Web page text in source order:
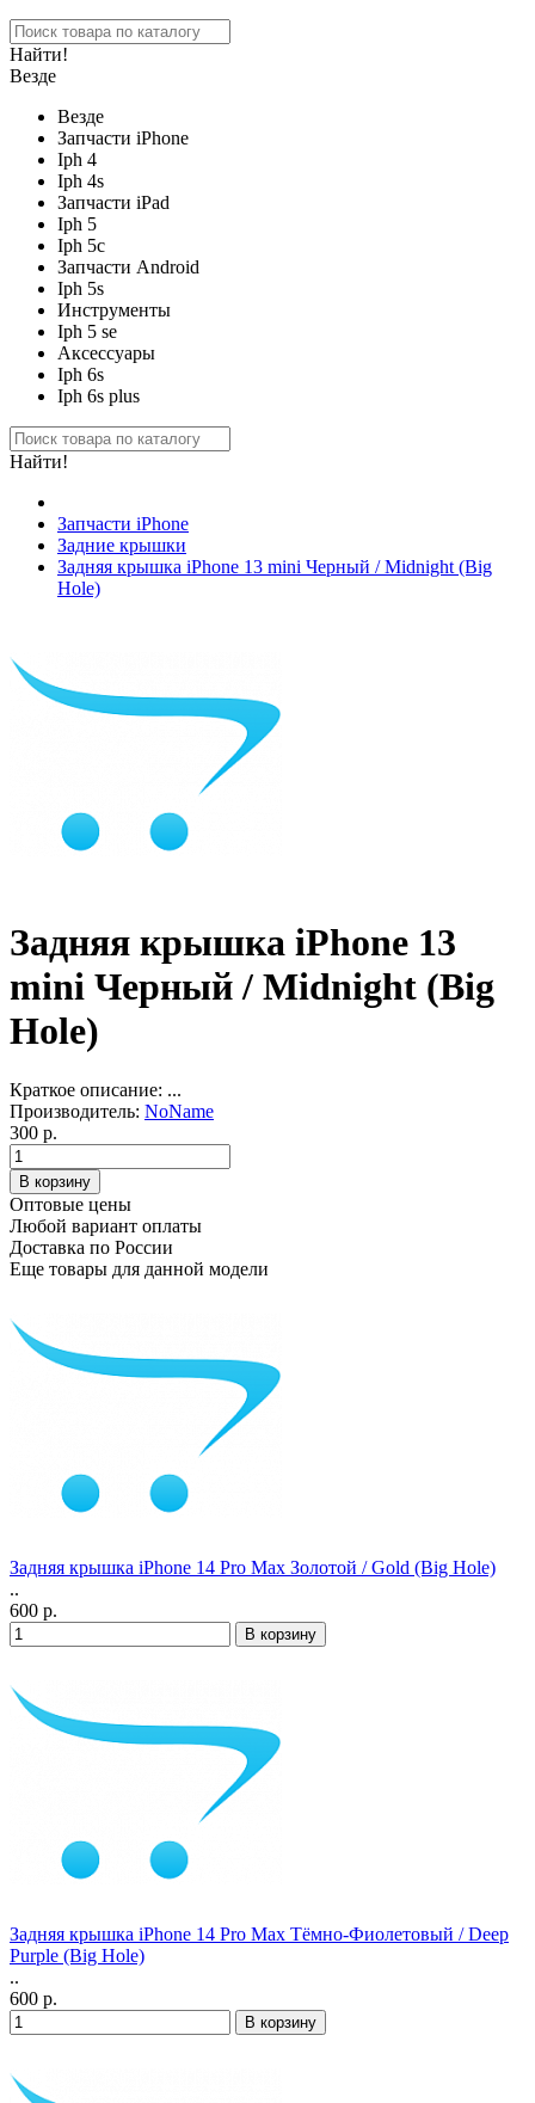
Найти!
Везде
Везде
Запчасти iPhone
Iph 4
Iph 4s
Запчасти iPad
Iph 5
Iph 5c
Запчасти Android
Iph 5s
Инструменты
Iph 5 se
Аксессуары
Iph 6s
Iph 6s plus
Найти!
Запчасти iPhone
Задние крышки
Задняя крышка iPhone 13 mini Черный / Midnight (Big
Hole)
Задняя крышка iPhone 13
mini Черный / Midnight (Big
Hole)
Краткое описание: ...
Производитель: NoName
300 р.
Оптовые цены
Любой вариант оплаты
Доставка по России
Еще товары для данной модели
Задняя крышка iPhone 14 Pro Max Золотой / Gold (Big Hole)
..
600 р.
Задняя крышка iPhone 14 Pro Max Тёмно-Фиолетовый / Deep
Purple (Big Hole)
..
600 р.